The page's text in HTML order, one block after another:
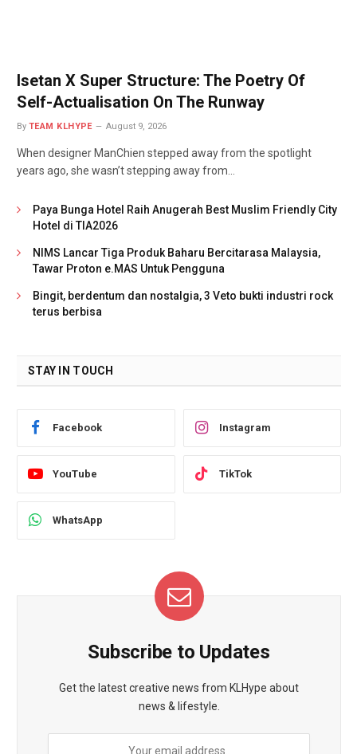
Isetan X Super Structure: The Poetry Of
Self-Actualisation On The Runway
By TEAM KLHYPE August 9, 2026
When designer ManChien stepped away from the spotlight
years ago, she wasn’t stepping away from…
Paya Bunga Hotel Raih Anugerah Best Muslim Friendly City
Hotel di TIA2026
NIMS Lancar Tiga Produk Baharu Bercitarasa Malaysia,
Tawar Proton e.MAS Untuk Pengguna
Bingit, berdentum dan nostalgia, 3 Veto bukti industri rock
terus berbisa
STAY IN TOUCH
Facebook Instagram
YouTube TikTok
WhatsApp
Subscribe to Updates
Get the latest creative news from KLHype about
news & lifestyle.